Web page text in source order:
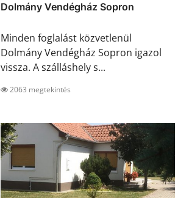
Dolmány Vendégház Sopron
Minden foglalást közvetlenül
Dolmány Vendégház Sopron igazol
vissza. A szálláshely s...
2063 megtekintés